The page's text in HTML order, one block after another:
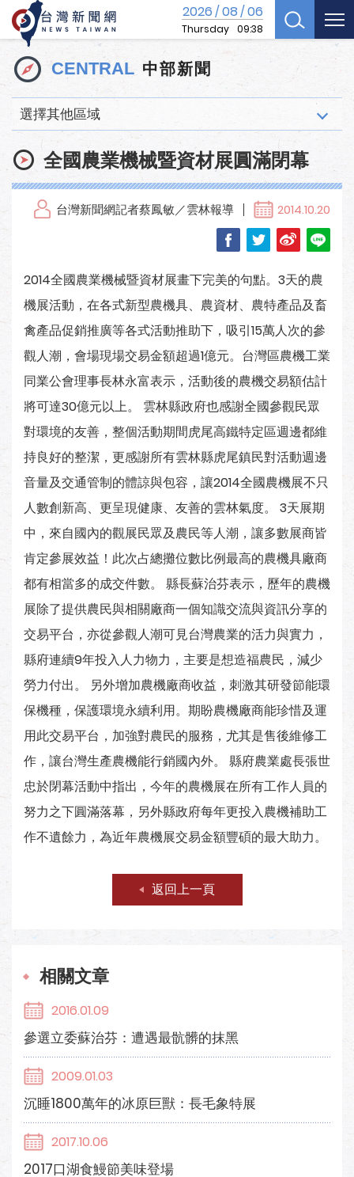
2026/08/06
Thursday 09:38
CENTRAL 中部新聞
選擇其他區域
全國農業機械暨資材展圓滿閉幕
台灣新聞網記者蔡鳳敏／雲林報導 2014.10.20
2014全國農業機械暨資材展畫下完美的句點。3天的農
機展活動，在各式新型農機具、農資材、農特產品及畜
禽產品促銷推廣等各式活動推助下，吸引15萬人次的參
觀人潮，會場現場交易金額超過1億元。台灣區農機工業
同業公會理事長林永富表示，活動後的農機交易額估計
將可達30億元以上。 雲林縣政府也感謝全國參觀民眾
對環境的友善，整個活動期間虎尾高鐵特定區週邊都維
持良好的整潔，更感謝所有雲林縣虎尾鎮民對活動週邊
音量及交通管制的體諒與包容，讓2014全國農機展不只
人數創新高、更呈現健康、友善的雲林氣度。 3天展期
中，來自國內的觀展民眾及農民等人潮，讓多數展商皆
肯定參展效益！此次占總攤位數比例最高的農機具廠商
都有相當多的成交件數。 縣長蘇治芬表示，歷年的農機
展除了提供農民與相關廠商一個知識交流與資訊分享的
交易平台，亦從參觀人潮可見台灣農業的活力與實力，
縣府連續9年投入人力物力，主要是想造福農民，減少
勞力付出。 另外增加農機廠商收益，刺激其研發節能環
保機種，保護環境永續利用。期盼農機廠商能珍惜及運
用此交易平台，加強對農民的服務，尤其是售後維修工
作，讓台灣生產農機能行銷國內外。 縣府農業處長張世
忠於閉幕活動中指出，今年的農機展在所有工作人員的
努力之下圓滿落幕，另外縣政府每年更投入農機補助工
作不遺餘力，為近年農機展交易金額豐碩的最大助力。
返回上一頁
相關文章
2016.01.09
參選立委蘇治芬：遭遇最骯髒的抹黑
2009.01.03
沉睡1800萬年的冰原巨獸：長毛象特展
2017.10.06
2017口湖食鰻節美味登場